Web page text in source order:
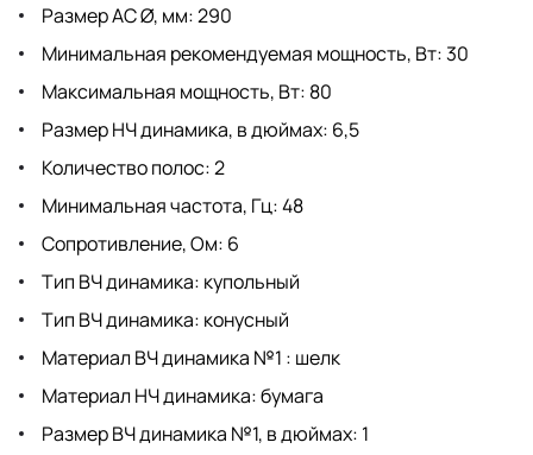
Размер АС Ø, мм: 290
Минимальная рекомендуемая мощность, Вт: 30
Максимальная мощность, Вт: 80
Размер НЧ динамика, в дюймах: 6,5
Количество полос: 2
Минимальная частота, Гц: 48
Сопротивление, Ом: 6
Тип ВЧ динамика: купольный
Тип ВЧ динамика: конусный
Материал ВЧ динамика №1 : шелк
Материал НЧ динамика: бумага
Размер ВЧ динамика №1, в дюймах: 1